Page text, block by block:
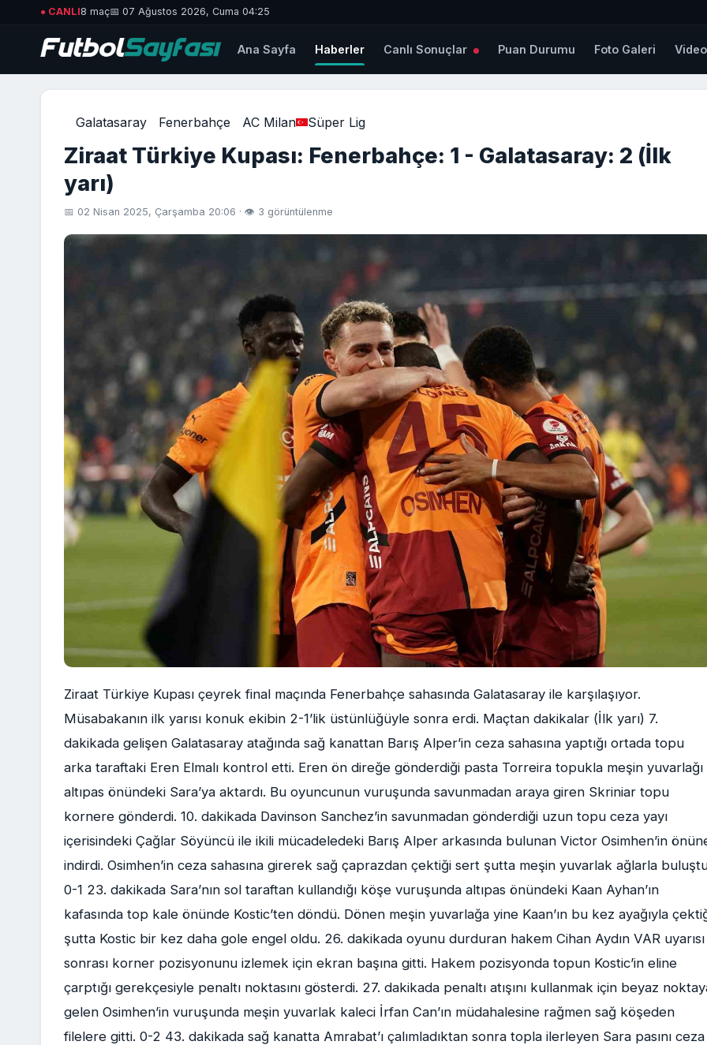
● CANLI8 maç📅 07 Ağustos 2026, Cuma 04:25
Ana Sayfa Haberler Canlı Sonuçlar Puan Durumu Foto Galeri Video
Galatasaray Fenerbahçe AC Milan Süper Lig
Ziraat Türkiye Kupası: Fenerbahçe: 1 - Galatasaray: 2 (İlk
yarı)
📅 02 Nisan 2025, Çarşamba 20:06 · 👁 3 görüntülenme
Ziraat Türkiye Kupası çeyrek final maçında Fenerbahçe sahasında Galatasaray ile karşılaşıyor.
Müsabakanın ilk yarısı konuk ekibin 2-1’lik üstünlüğüyle sonra erdi. Maçtan dakikalar (İlk yarı) 7.
dakikada gelişen Galatasaray atağında sağ kanattan Barış Alper’in ceza sahasına yaptığı ortada topu
arka taraftaki Eren Elmalı kontrol etti. Eren ön direğe gönderdiği pasta Torreira topukla meşin yuvarlağı
altıpas önündeki Sara’ya aktardı. Bu oyuncunun vuruşunda savunmadan araya giren Skriniar topu
kornere gönderdi. 10. dakikada Davinson Sanchez’in savunmadan gönderdiği uzun topu ceza yayı
içerisindeki Çağlar Söyüncü ile ikili mücadeledeki Barış Alper arkasında bulunan Victor Osimhen’in
indirdi. Osimhen’in ceza sahasına girerek sağ çaprazdan çektiği sert şutta meşin yuvarlak ağlarla
0-1 23. dakikada Sara’nın sol taraftan kullandığı köşe vuruşunda altıpas önündeki Kaan Ayhan’ın
kafasında top kale önünde Kostic’ten döndü. Dönen meşin yuvarlağa yine Kaan’ın bu kez ayağıyla
şutta Kostic bir kez daha gole engel oldu. 26. dakikada oyunu durduran hakem Cihan Aydın VAR uyarısı
sonrası korner pozisyonunu izlemek için ekran başına gitti. Hakem pozisyonda topun Kostic’in eline
çarptığı gerekçesiyle penaltı noktasını gösterdi. 27. dakikada penaltı atışını kullanmak için beyaz
gelen Osimhen’in vuruşunda meşin yuvarlak kaleci İrfan Can’ın müdahalesine rağmen sağ köşeden
filelere gitti. 0-2 43. dakikada sağ kanatta Amrabat’ı çalımladıktan sonra topla ilerleyen Sara pasını ceza